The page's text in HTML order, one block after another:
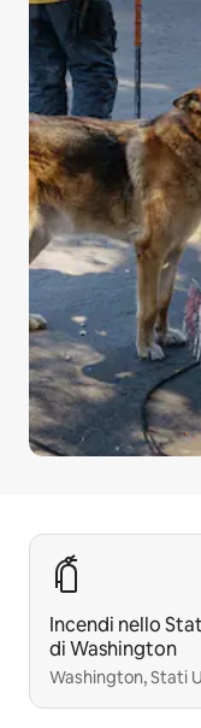
Incendi nello
di Washington
Washington, Stati